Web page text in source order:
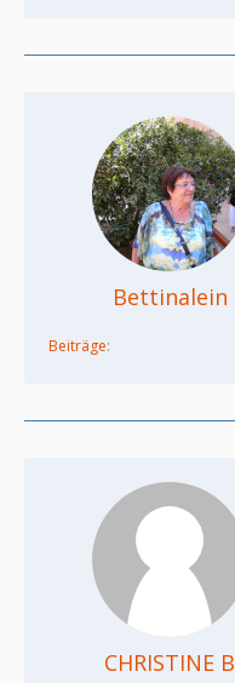
Bettinalein
Beiträge
CHRISTINE B